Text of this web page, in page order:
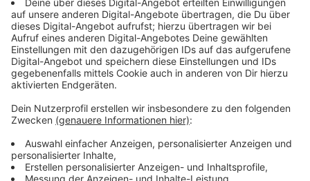
es auf der Linie U79 noch Verspätungen kommen, das
schreibt die Rheinbahn.
Anzeige
Weitere Infos und Links zum Thema:
Anzeige
Unsere Facebook-Seite